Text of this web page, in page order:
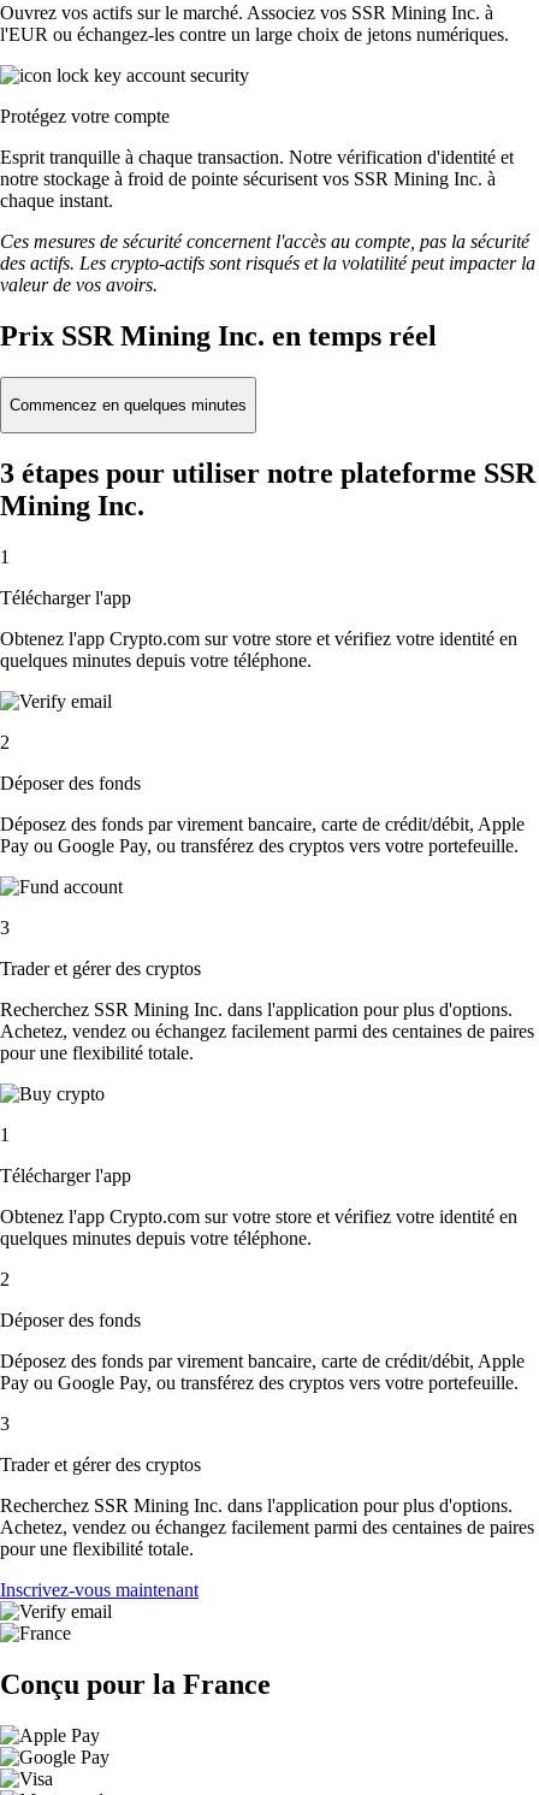
Ouvrez vos actifs sur le marché. Associez vos SSR Mining Inc. à
l'EUR ou échangez-les contre un large choix de jetons numériques.
Protégez votre compte
Esprit tranquille à chaque transaction. Notre vérification d'identité et
notre stockage à froid de pointe sécurisent vos SSR Mining Inc. à
chaque instant.
Ces mesures de sécurité concernent l'accès au compte, pas la sécurité
des actifs. Les crypto-actifs sont risqués et la volatilité peut impacter la
valeur de vos avoirs.
Prix SSR Mining Inc. en temps réel
Commencez en quelques minutes
3 étapes pour utiliser notre plateforme SSR
Mining Inc.
1
Télécharger l'app
Obtenez l'app Crypto.com sur votre store et vérifiez votre identité en
quelques minutes depuis votre téléphone.
2
Déposer des fonds
Déposez des fonds par virement bancaire, carte de crédit/débit, Apple
Pay ou Google Pay, ou transférez des cryptos vers votre portefeuille.
3
Trader et gérer des cryptos
Recherchez SSR Mining Inc. dans l'application pour plus d'options.
Achetez, vendez ou échangez facilement parmi des centaines de paires
pour une flexibilité totale.
1
Télécharger l'app
Obtenez l'app Crypto.com sur votre store et vérifiez votre identité en
quelques minutes depuis votre téléphone.
2
Déposer des fonds
Déposez des fonds par virement bancaire, carte de crédit/débit, Apple
Pay ou Google Pay, ou transférez des cryptos vers votre portefeuille.
3
Trader et gérer des cryptos
Recherchez SSR Mining Inc. dans l'application pour plus d'options.
Achetez, vendez ou échangez facilement parmi des centaines de paires
pour une flexibilité totale.
Inscrivez-vous maintenant
Conçu pour la France